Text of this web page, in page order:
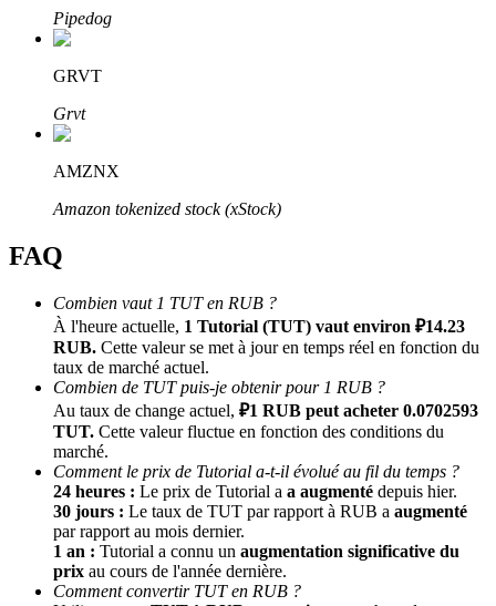
Affiliés Bitrue
Parrainage
Invitez un ami pour recevoir des récompenses en espèces
BTC Welcome Rewards
Pipedog
GRVT
Grvt
AMZNX
Amazon tokenized stock (xStock)
FAQ
Combien vaut 1 TUT en RUB ?
À l'heure actuelle, 1 Tutorial (TUT) vaut environ ₽14.23
RUB. Cette valeur se met à jour en temps réel en fonction du
taux de marché actuel.
Combien de TUT puis-je obtenir pour 1 RUB ?
Au taux de change actuel, ₽1 RUB peut acheter 0.0702593
TUT. Cette valeur fluctue en fonction des conditions du
marché.
Comment le prix de Tutorial a-t-il évolué au fil du temps ?
24 heures : Le prix de Tutorial a a augmenté depuis hier.
30 jours : Le taux de TUT par rapport à RUB a augmenté
par rapport au mois dernier.
1 an : Tutorial a connu un augmentation significative du
prix au cours de l'année dernière.
Comment convertir TUT en RUB ?